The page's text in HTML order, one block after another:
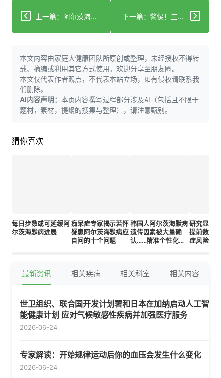
上一篇：阿尔茨海默病对身体的影响 下一篇：警惕！三种精神健康问题可能显著增加早发性阿尔茨海默病风险
本文内容由家庭大健康团队所原创或整理，未经授权不得转
载、摘编或利用其它方式使用。欢迎分享至朋友圈。
本文仅代表作者观点，不代表本站立场，如有侵权请联系我
们删除。
AI内容声明： 本页内容撰写过程部分涉及AI（包括且不限于
题材，素材，提纲的搜集与整理），请注意甄别。
猜你喜欢
每日步数或可延缓阿
尔茨海默病进展
痴呆症专家揭示若怀
疑患阿尔茨海默病应
自问的十个问题
韩国人阿尔茨海默病
遗传因素被大量确
认……精准个性化治
研究显示
提前数十
症风险
最新资讯 相关疾病 相关科室 相关内容
世卫组织、联合国开发计划署和日本在加纳启动人工智
能健康计划 应对气候敏感性疾病并加强医疗服务
2026-06-24
专家解读：开始规律运动后你的血压会发生什么变化
2026-06-24